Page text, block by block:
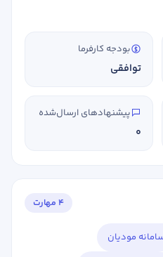
بودجه کارفرما
توافقی
پیشنهادهای ارسال‌شده
0
4 مهارت
مودیان